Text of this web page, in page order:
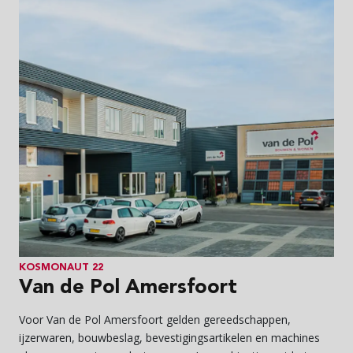
KOSMONAUT 22
Van de Pol Amersfoort
Voor Van de Pol Amersfoort gelden gereedschappen,
ijzerwaren, bouwbeslag, bevestigingsartikelen en machines